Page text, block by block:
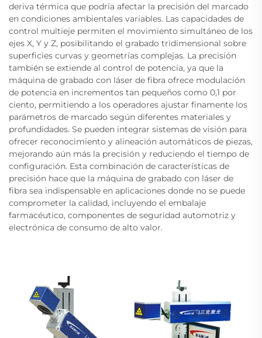
deriva térmica que podría afectar la precisión del marcado
en condiciones ambientales variables. Las capacidades de
control multieje permiten el movimiento simultáneo de los
ejes X, Y y Z, posibilitando el grabado tridimensional sobre
superficies curvas y geometrías complejas. La precisión
también se extiende al control de potencia, ya que la
máquina de grabado con láser de fibra ofrece modulación
de potencia en incrementos tan pequeños como 0,1 por
ciento, permitiendo a los operadores ajustar finamente los
parámetros de marcado según diferentes materiales y
profundidades. Se pueden integrar sistemas de visión para
ofrecer reconocimiento y alineación automáticos de piezas,
mejorando aún más la precisión y reduciendo el tiempo de
configuración. Esta combinación de características de
precisión hace que la máquina de grabado con láser de
fibra sea indispensable en aplicaciones donde no se puede
comprometer la calidad, incluyendo el embalaje
farmacéutico, componentes de seguridad automotriz y
electrónica de consumo de alto valor.